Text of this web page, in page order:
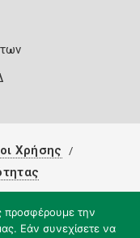
Χρήσης
προσφέρουμε την
Εάν συνεχίσετε να